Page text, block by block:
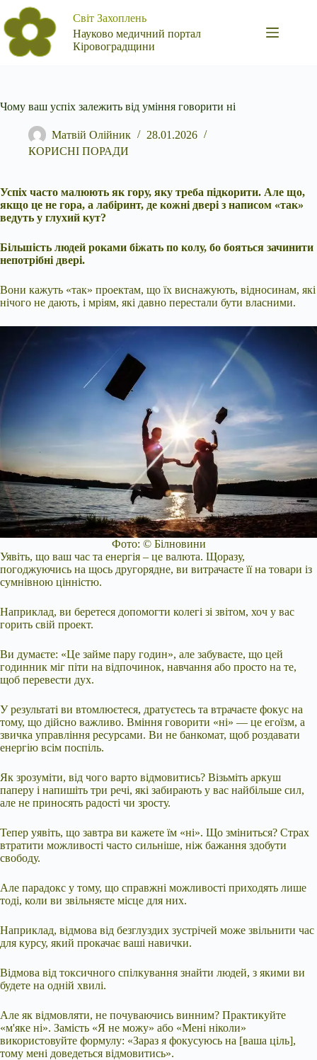
Перейти
до
вмісту
Світ Захоплень
Науково медичний портал
Кіровоградщини
Чому ваш успіх залежить від уміння говорити ні
Матвій Олійник
28.01.2026
КОРИСНІ ПОРАДИ
Успіх часто малюють як гору, яку треба підкорити. Але що,
якщо це не гора, а лабіринт, де кожні двері з написом «так»
ведуть у глухий кут?
Більшість людей роками біжать по колу, бо бояться зачинити
непотрібні двері.
Вони кажуть «так» проектам, що їх виснажують, відносинам, які
нічого не дають, і мріям, які давно перестали бути власними.
Фото: © Білновини
Уявіть, що ваш час та енергія – це валюта. Щоразу,
погоджуючись на щось другорядне, ви витрачаєте її на товари із
сумнівною цінністю.
Наприклад, ви беретеся допомогти колегі зі звітом, хоч у вас
горить свій проект.
Ви думаєте: «Це займе пару годин», але забуваєте, що цей
годинник міг піти на відпочинок, навчання або просто на те,
щоб перевести дух.
У результаті ви втомлюєтеся, дратуєтесь та втрачаєте фокус на
тому, що дійсно важливо. Вміння говорити «ні» — це егоїзм, а
звичка управління ресурсами. Ви не банкомат, щоб роздавати
енергію всім поспіль.
Як зрозуміти, від чого варто відмовитись? Візьміть аркуш
паперу і напишіть три речі, які забирають у вас найбільше сил,
але не приносять радості чи зросту.
Тепер уявіть, що завтра ви кажете їм «ні». Що зміниться? Страх
втратити можливості часто сильніше, ніж бажання здобути
свободу.
Але парадокс у тому, що справжні можливості приходять лише
тоді, коли ви звільняєте місце для них.
Наприклад, відмова від безглуздих зустрічей може звільнити час
для курсу, який прокачає ваші навички.
Відмова від токсичного спілкування знайти людей, з якими ви
будете на одній хвилі.
Але як відмовляти, не почуваючись винним? Практикуйте
«м'яке ні». Замість «Я не можу» або «Мені ніколи»
використовуйте формулу: «Зараз я фокусуюсь на [ваша ціль],
тому мені доведеться відмовитись».